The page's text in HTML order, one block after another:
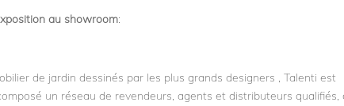
au showroom:
de jardin dessinés par les plus grands designers , Talenti est
un réseau de revendeurs, agents et distributeurs qualifiés,